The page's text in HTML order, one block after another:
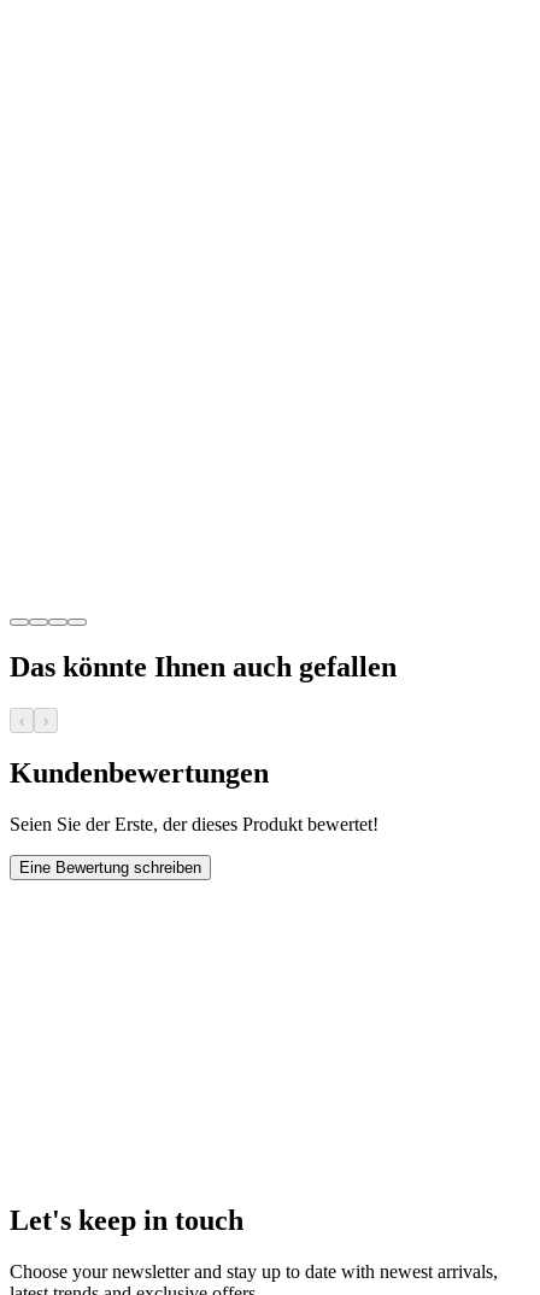
Das könnte Ihnen auch gefallen
‹ ›
Kundenbewertungen
Seien Sie der Erste, der dieses Produkt bewertet!
Eine Bewertung schreiben
Let's keep in touch
Choose your newsletter and stay up to date with newest arrivals,